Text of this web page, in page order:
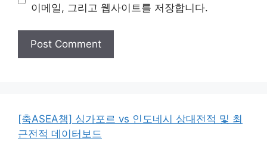
이메일, 그리고 웹사이트를 저장합니다.
[축ASEA챔] 싱가포르 vs 인도네시 상대전적 및 최
근전적 데이터보드